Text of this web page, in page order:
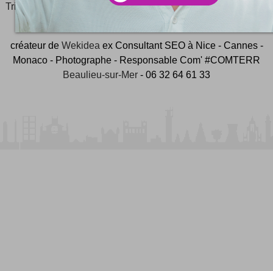
TripnauxContent Manager, créateur du hashtag#JeudiPhoto
#CotedAzurFrance
créateur de Wekidea ex Consultant SEO à Nice - Cannes -
Monaco - Photographe - Responsable Com' #COMTERR
Beaulieu-sur-Mer - 06 32 64 61 33